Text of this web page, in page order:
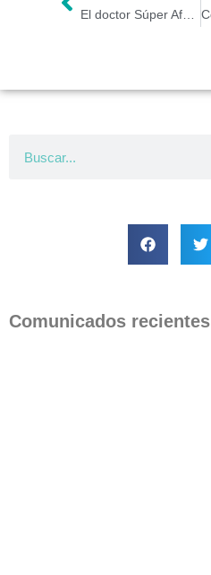
Comunicados recientes